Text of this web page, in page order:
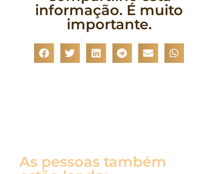
informação. É muito
importante.
As pessoas também